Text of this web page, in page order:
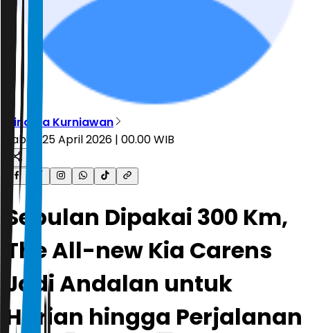
Dinarsa Kurniawan
Sabtu, 25 April 2026 | 00.00 WIB
Sebulan Dipakai 300 Km,
The All-new Kia Carens
Jadi Andalan untuk
Harian hingga Perjalanan